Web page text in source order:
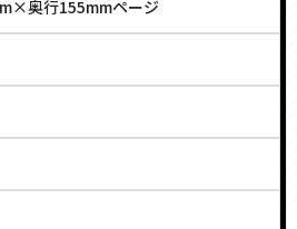
奥行155mmページ